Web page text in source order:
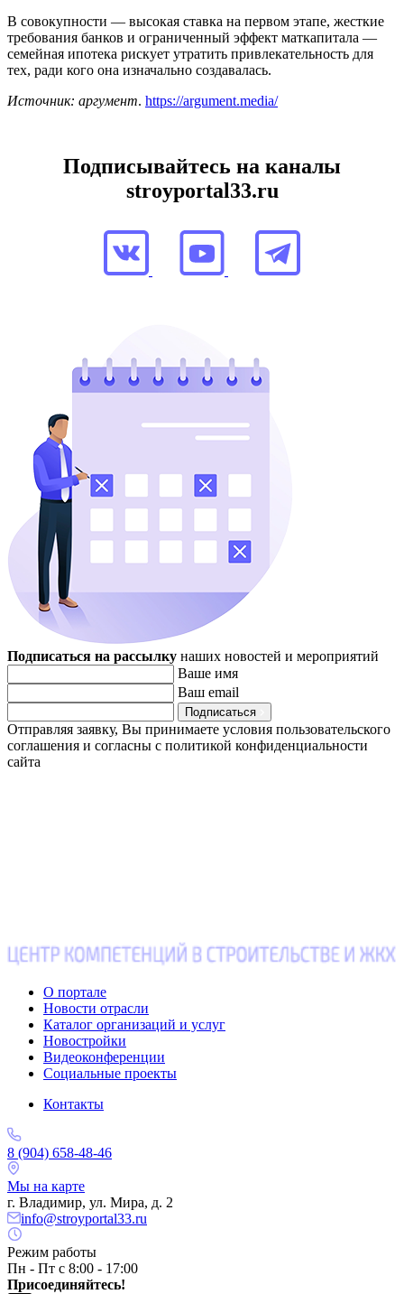
В совокупности — высокая ставка на первом этапе, жесткие
требования банков и ограниченный эффект маткапитала —
семейная ипотека рискует утратить привлекательность для
тех, ради кого она изначально создавалась.
Источник: аргумент. https://argument.media/
Подписывайтесь на каналы
stroyportal33.ru
Подписаться на рассылку наших новостей и мероприятий
Ваше имя
Ваш email
Подписаться
Отправляя заявку, Вы принимаете условия пользовательского
соглашения и согласны с политикой конфиденциальности
сайта
О портале
Новости отрасли
Каталог организаций и услуг
Новостройки
Видеоконференции
Социальные проекты
Контакты
8 (904) 658-48-46
Мы на карте
г. Владимир, ул. Мира, д. 2
info@stroyportal33.ru
Режим работы
Пн - Пт с 8:00 - 17:00
Присоединяйтесь!